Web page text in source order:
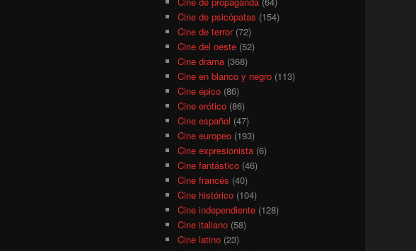
Cine de psicópatas (154)
Cine de terror(72)
Cine del oeste(52)
Cine drama(368)
Cine en blanco y negro(113)
Cine épico(86)
Cine erótico(86)
Cine español (47)
Cine europeo(193)
Cine expresionista(6)
Cine fantástico(46)
Cine francés (40)
Cine histórico(104)
Cine independiente(128)
Cine italiano(58)
Cine latino(23)